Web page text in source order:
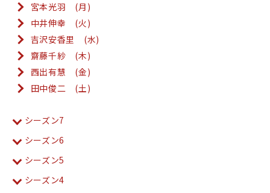
宮本光羽 (月)
中井伸幸 (火)
吉沢安香里 (水)
齋藤千紗 (木)
西出有慧 (金)
田中俊二 (土)
シーズン7
シーズン6
シーズン5
シーズン4